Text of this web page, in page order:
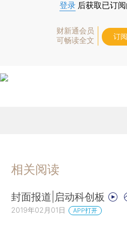
登录 后获取已订
财新通会员
可畅读全文
订
相关阅读
封面报道|启动科创板
2019年02月01日 APP打开